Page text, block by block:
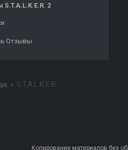
2
Отзывы
S.T.A.L.K.E.R.
Копирование материалов без